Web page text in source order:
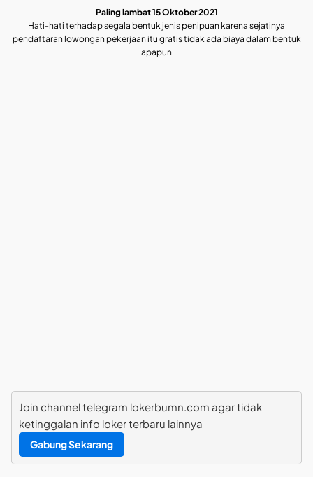
Paling lambat 15 Oktober 2021
Hati-hati terhadap segala bentuk jenis penipuan karena sejatinya
pendaftaran lowongan pekerjaan itu gratis tidak ada biaya dalam bentuk
apapun
Join channel telegram lokerbumn.com agar tidak
ketinggalan info loker terbaru lainnya
Gabung Sekarang